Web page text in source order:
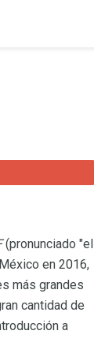
(pronunciado "el
en 2016,
más grandes
cantidad de
a